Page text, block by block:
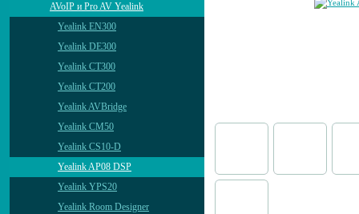
AVoIP и Pro AV Yealink
Yealink EN300
Yealink DE300
Yealink CT300
Yealink CT200
Yealink AVBridge
Yealink CM50
Yealink CS10-D
Yealink AP08 DSP
Yealink YPS20
Yealink Room Designer